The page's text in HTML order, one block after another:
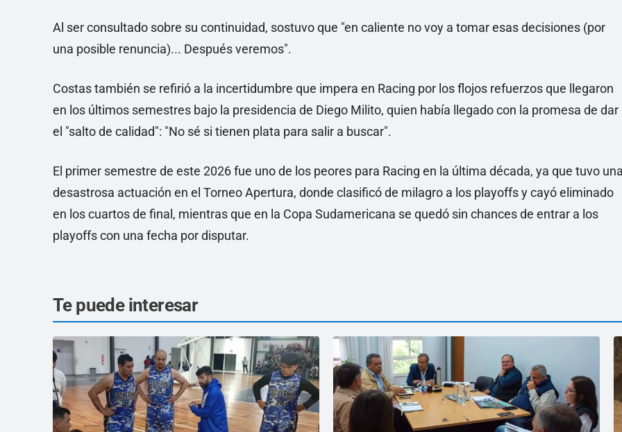
Al ser consultado sobre su continuidad, sostuvo que "en caliente no voy a tomar esas decisiones (por
una posible renuncia)... Después veremos".
Costas también se refirió a la incertidumbre que impera en Racing por los flojos refuerzos que llegaron
en los últimos semestres bajo la presidencia de Diego Milito, quien había llegado con la promesa de dar
el "salto de calidad": "No sé si tienen plata para salir a buscar".
El primer semestre de este 2026 fue uno de los peores para Racing en la última década, ya que tuvo
desastrosa actuación en el Torneo Apertura, donde clasificó de milagro a los playoffs y cayó eliminado
en los cuartos de final, mientras que en la Copa Sudamericana se quedó sin chances de entrar a los
playoffs con una fecha por disputar.
Te puede interesar